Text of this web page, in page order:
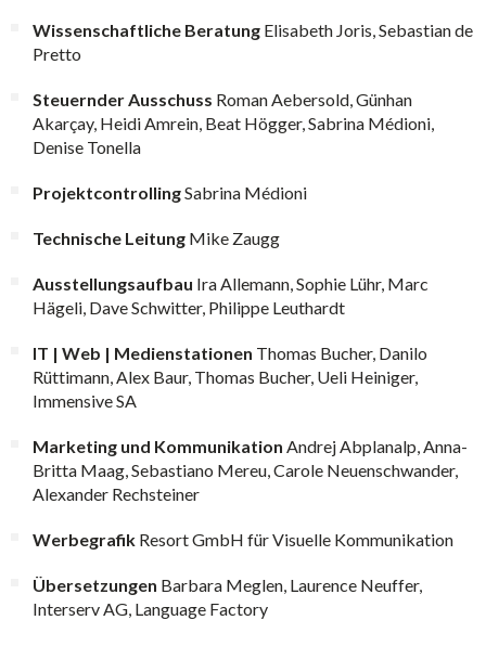
Wissenschaftliche Beratung Elisabeth Joris, Sebastian de
Pretto
Steuernder Ausschuss Roman Aebersold, Günhan
Akarçay, Heidi Amrein, Beat Högger, Sabrina Médioni,
Denise Tonella
ProjektcontrollingSabrina Médioni
Technische Leitung Mike Zaugg
Ausstellungsaufbau Ira Allemann, Sophie Lühr, Marc
Hägeli, Dave Schwitter, Philippe Leuthardt
IT | Web | Medienstationen Thomas Bucher, Danilo
Rüttimann, Alex Baur, Thomas Bucher, Ueli Heiniger,
Immensive SA
Marketing und Kommunikation Andrej Abplanalp, Anna-
Britta Maag, Sebastiano Mereu, Carole Neuenschwander,
Alexander Rechsteiner
Werbegrafik Resort GmbH für Visuelle Kommunikation
Übersetzungen Barbara Meglen, Laurence Neuffer,
Interserv AG, Language Factory